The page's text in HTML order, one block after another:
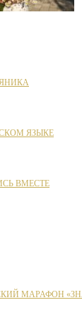
ЯЗЫКЕ
ВМЕСТЕ
МАРАФОН